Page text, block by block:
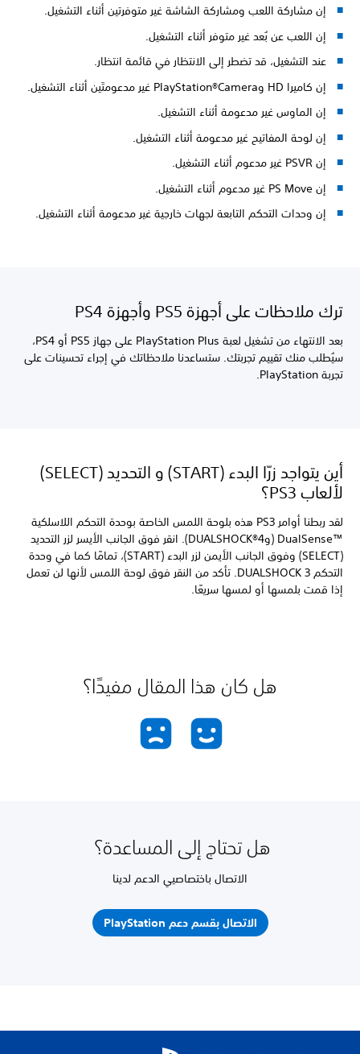
إن مشاركة اللعب ومشاركة الشاشة غير متوفرتين أثناء التشغيل.
إن اللعب عن بُعد غير متوفر أثناء التشغيل.
عند التشغيل، قد تضطر إلى الانتظار في قائمة انتظار.
إن كاميرا HD وPlayStation®Camera غير مدعومتَين أثناء التشغيل.
إن الماوس غير مدعومة أثناء التشغيل.
إن لوحة المفاتيح غير مدعومة أثناء التشغيل.
إن PSVR غير مدعوم أثناء التشغيل.
إن PS Move غير مدعوم أثناء التشغيل.
إن وحدات التحكم التابعة لجهات خارجية غير مدعومة أثناء التشغيل.
ترك ملاحظات على أجهزة PS5 وأجهزة PS4
بعد الانتهاء من تشغيل لعبة PlayStation Plus على جهاز PS5 أو PS4،
سيُطلب منك تقييم تجربتك. ستساعدنا ملاحظاتك في إجراء تحسينات على
تجربة PlayStation.
أين يتواجد زرّا البدء (START) و التحديد (SELECT)
لألعاب PS3؟
لقد ربطنا أوامر PS3 هذه بلوحة اللمس الخاصة بوحدة التحكم اللاسلكية
DualSense™‎ (وDUALSHOCK®4). انقر فوق الجانب الأيسر لزر التحديد
(SELECT) وفوق الجانب الأيمن لزر البدء (START)، تمامًا كما في وحدة
التحكم DUALSHOCK 3. تأكد من النقر فوق لوحة اللمس لأنها لن تعمل
إذا قمت بلمسها أو لمسها سريعًا.
هل كان هذا المقال مفيدًا؟
هل تحتاج إلى المساعدة؟
الاتصال باختصاصيي الدعم لدينا
الاتصال بقسم دعم PlayStation